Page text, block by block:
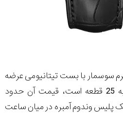
سوسمار با بست تیتانیومی عرضه
شده است، محدود به 25 قطعه است، قیمت آن حدود
چاپک پلیس وندوم آمبره در میان ساعت